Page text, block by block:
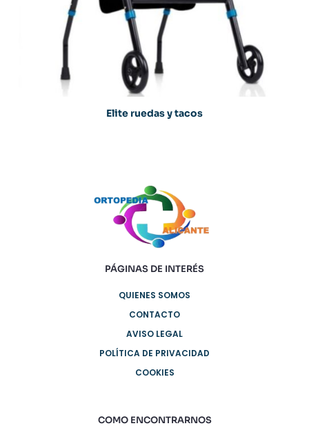
Elite ruedas y tacos
PÁGINAS DE INTERÉS
QUIENES SOMOS
CONTACTO
AVISO LEGAL
POLÍTICA DE PRIVACIDAD
COOKIES
COMO ENCONTRARNOS